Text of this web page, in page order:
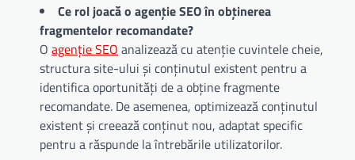
Ce rol joacă o agenție SEO în obținerea
fragmentelor recomandate?
O agenție SEO analizează cu atenție cuvintele cheie,
structura site-ului și conținutul existent pentru a
identifica oportunități de a obține fragmente
recomandate. De asemenea, optimizează conținutul
existent și creează conținut nou, adaptat specific
pentru a răspunde la întrebările utilizatorilor.